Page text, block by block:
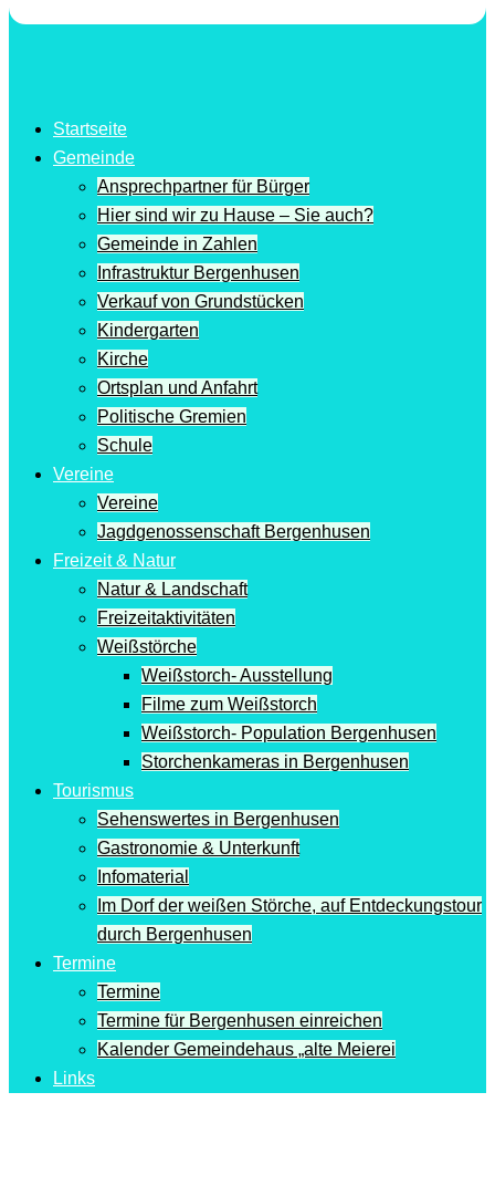
Startseite
Gemeinde
Ansprechpartner für Bürger
Hier sind wir zu Hause – Sie auch?
Gemeinde in Zahlen
Infrastruktur Bergenhusen
Verkauf von Grundstücken
Kindergarten
Kirche
Ortsplan und Anfahrt
Politische Gremien
Schule
Vereine
Vereine
Jagdgenossenschaft Bergenhusen
Freizeit & Natur
Natur & Landschaft
Freizeitaktivitäten
Weißstörche
Weißstorch- Ausstellung
Filme zum Weißstorch
Weißstorch- Population Bergenhusen
Storchenkameras in Bergenhusen
Tourismus
Sehenswertes in Bergenhusen
Gastronomie & Unterkunft
Infomaterial
Im Dorf der weißen Störche, auf Entdeckungstour
durch Bergenhusen
Termine
Termine
Termine für Bergenhusen einreichen
Kalender Gemeindehaus „alte Meierei
Links